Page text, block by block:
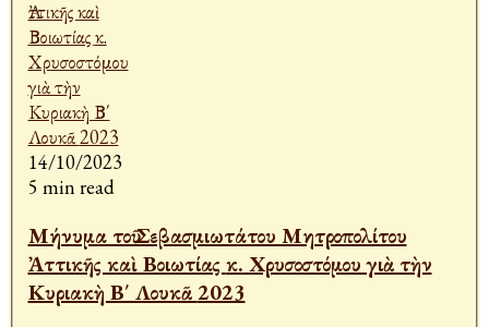
14/10/2023
5 min read
Μήνυμα τοῦ Σεβασμιωτάτου Μητροπολίτου
Ἀττικῆς καὶ Βοιωτίας κ. Χρυσοστόμου γιὰ τὴν
Κυριακὴ Β΄ Λουκᾶ 2023